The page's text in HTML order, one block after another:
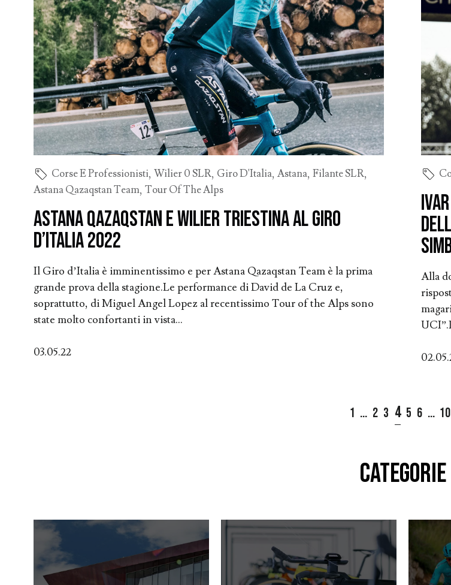
Corse E Professionisti,Wilier 0 SLR, Giro D'Italia,Astana,Filante SLR,
Astana Qazaqstan Team,Tour Of The Alps
Astana Qazaqstan e Wilier Triestina al Giro
d’Italia 2022
Il Giro d’Italia è imminentissimo e per Astana Qazaqstan Team è la prima
grande prova della stagione.Le performance di David de La Cruz e,
soprattutto, di Miguel Angel Lopez al recentissimo Tour of the Alps sono
state molto confortanti in vista...
03.05.22
Alla
1 ... 2 3 4 5 6 ... 10
CATEGORIE